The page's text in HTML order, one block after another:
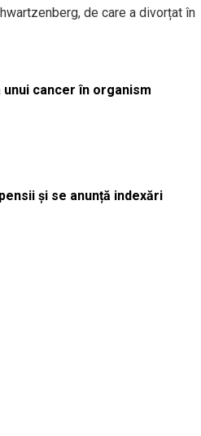
de care a divorțat în
cancer în organism
și se anunță indexări